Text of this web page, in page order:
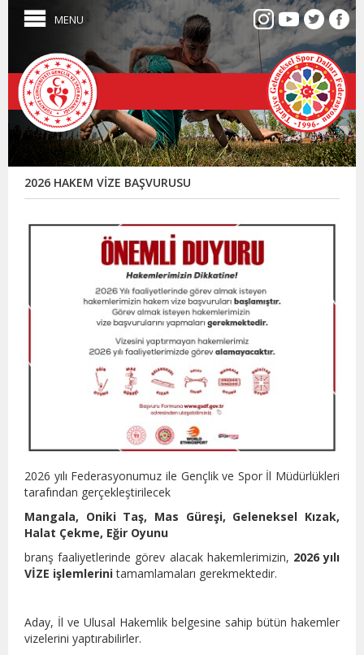
MENU
2026 HAKEM VİZE BAŞVURUSU
2026 yılı Federasyonumuz ile Gençlik ve Spor İl Müdürlükleri
tarafından gerçekleştirilecek
Mangala, Oniki Taş, Mas Güreşi, Geleneksel Kızak,
Halat Çekme, Eğir Oyunu
branş faaliyetlerinde görev alacak hakemlerimizin, 2026 yılı
VİZE işlemlerinitamamlamaları gerekmektedir.
Aday, İl ve Ulusal Hakemlik belgesine sahip bütün hakemler
vizelerini yaptırabilirler.